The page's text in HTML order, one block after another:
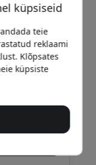
sind
küpsiseid
teie
reklaami
Klõpsates
küpsiste